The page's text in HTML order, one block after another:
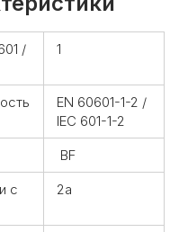
/
1
EN 60601-1-2 /
IEC 601-1-2
BF
с
2a